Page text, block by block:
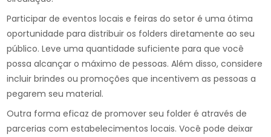
Participar de eventos locais e feiras do setor é uma ótima
oportunidade para distribuir os folders diretamente ao seu
público. Leve uma quantidade suficiente para que você
possa alcançar o máximo de pessoas. Além disso, considere
incluir brindes ou promoções que incentivem as pessoas a
pegarem seu material.
Outra forma eficaz de promover seu folder é através de
parcerias com estabelecimentos locais. Você pode deixar